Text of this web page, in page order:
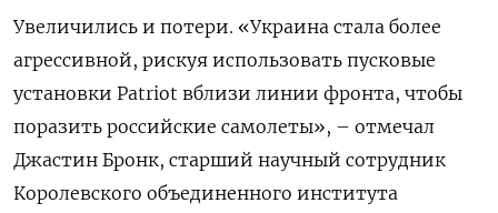
Увеличились и потери. «Украина стала более
агрессивной, рискуя использовать пусковые
установки Patriot вблизи линии фронта, чтобы
поразить российские самолеты», – отмечал
Джастин Бронк, старший научный сотрудник
Королевского объединенного института